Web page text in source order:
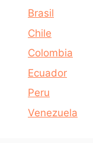
Brasil
Chile
Colombia
Ecuador
Peru
Venezuela